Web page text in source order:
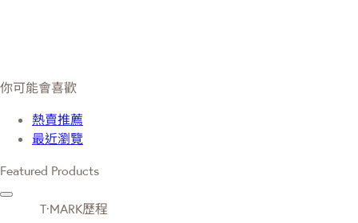
你可能會喜歡
熱賣推薦
最近瀏覽
Featured Products
T·MARK歷程